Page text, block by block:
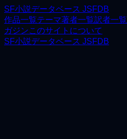
SF小説データベース JSFDB
作品一覧テーマ著者一覧訳者一覧
ガジンこのサイトについて
SF小説データベース JSFDB